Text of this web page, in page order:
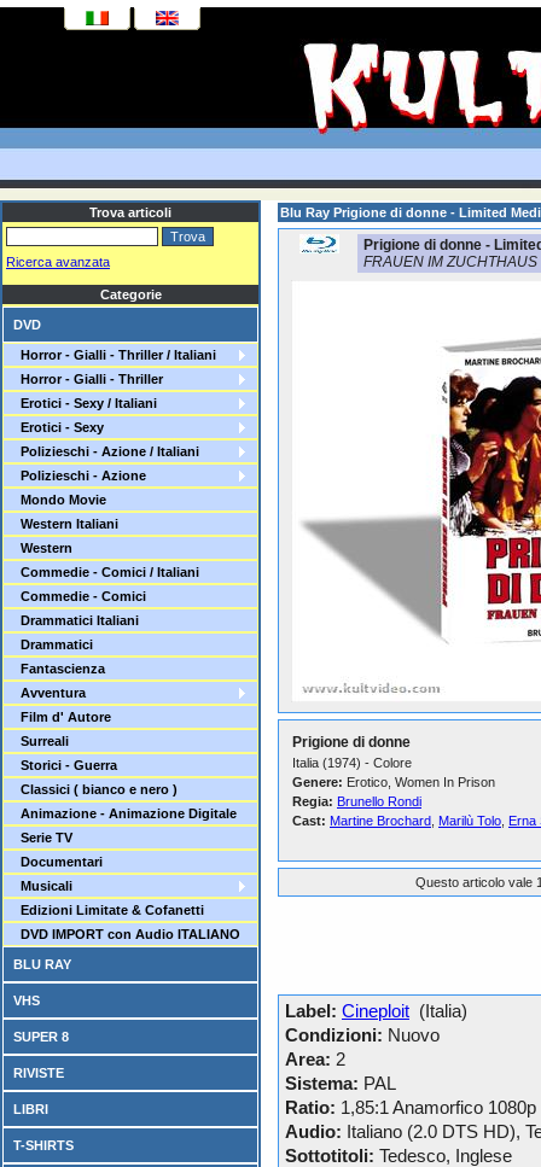
Trova articoli
Ricerca avanzata
Categorie
DVD
Horror - Gialli - Thriller / Italiani
Horror - Gialli - Thriller
Erotici - Sexy / Italiani
Erotici - Sexy
Polizieschi - Azione / Italiani
Polizieschi - Azione
Mondo Movie
Western Italiani
Western
Commedie - Comici / Italiani
Commedie - Comici
Drammatici Italiani
Drammatici
Fantascienza
Avventura
Film d' Autore
Surreali
Storici - Guerra
Classici ( bianco e nero )
Animazione - Animazione Digitale
Serie TV
Documentari
Musicali
Edizioni Limitate & Cofanetti
DVD IMPORT con Audio ITALIANO
BLU RAY
VHS
SUPER 8
RIVISTE
LIBRI
T-SHIRTS
Blu Ray Prigione di donne - Limited
Prigione di donne -
FRAUEN IM ZUCHTHAUS
Prigione di donne
Italia (1974) - Colore
Genere: Erotico, Women In Prison
Regia: Brunello Rondi
Cast: Martine Brochard Marilù Tolo Erna
Questo articolo vale
Label: Cineploit (Italia)
Condizioni: Nuovo
Area: 2
Sistema: PAL
Ratio: 1,85:1 Anamorfico 1080p
Audio: Italiano (2.0 DTS HD),
Sottotitoli: Tedesco, Inglese